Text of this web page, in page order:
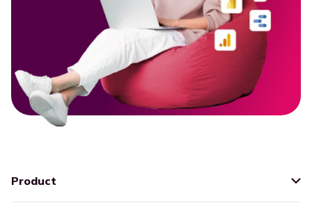
Product